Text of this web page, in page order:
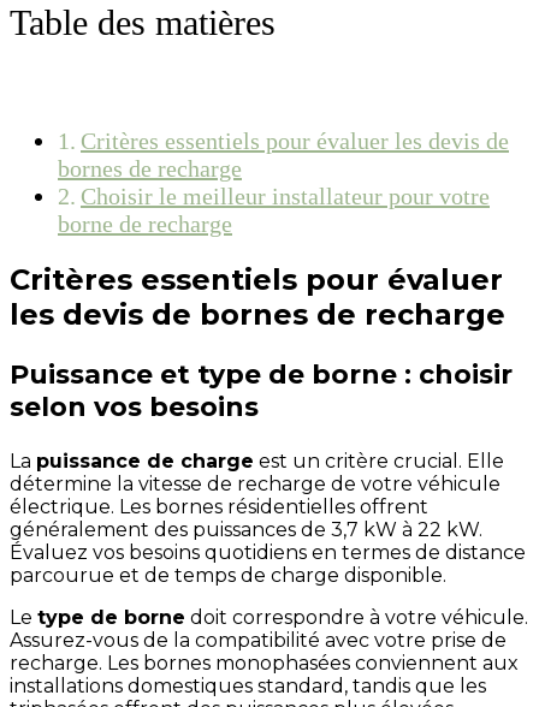
Table des matières
Critères essentiels pour évaluer les devis de
bornes de recharge
Choisir le meilleur installateur pour votre
borne de recharge
Critères essentiels pour évaluer
les devis de bornes de recharge
Puissance et type de borne : choisir
selon vos besoins
La puissance de charge est un critère crucial. Elle
détermine la vitesse de recharge de votre véhicule
électrique. Les bornes résidentielles offrent
généralement des puissances de 3,7 kW à 22 kW.
Évaluez vos besoins quotidiens en termes de distance
parcourue et de temps de charge disponible.
Le type de borne doit correspondre à votre véhicule.
Assurez-vous de la compatibilité avec votre prise de
recharge. Les bornes monophasées conviennent aux
installations domestiques standard, tandis que les